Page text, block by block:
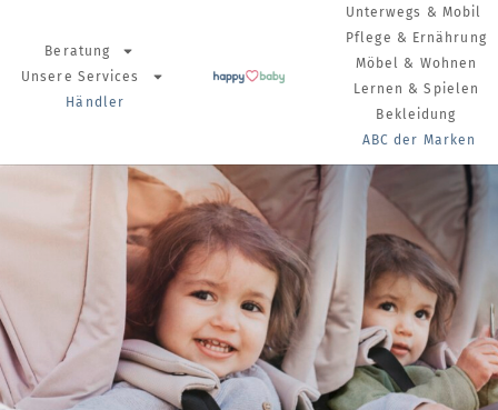
Beratung
Unsere Services
Händler
Unterwegs & Mobil
Pflege & Ernährung
Möbel & Wohnen
Lernen & Spielen
Bekleidung
ABC der Marken